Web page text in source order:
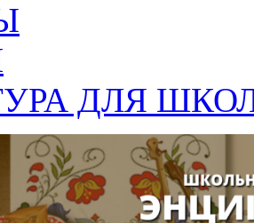
ДЛЯ